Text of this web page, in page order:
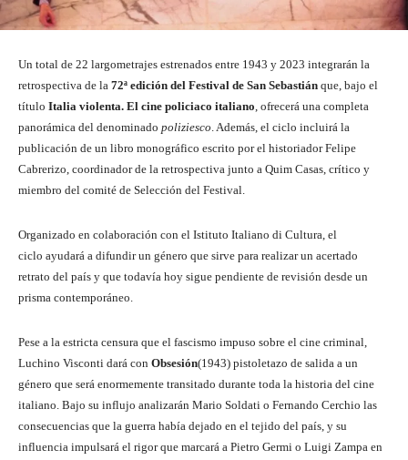
Un total de 22 largometrajes estrenados entre 1943 y 2023 integrarán la
retrospectiva de la 72ª edición del Festival de San Sebastián que, bajo el
título Italia violenta. El cine policiaco italiano, ofrecerá una completa
panorámica del denominado poliziesco. Además, el ciclo incluirá la
publicación de un libro monográfico escrito por el historiador Felipe
Cabrerizo, coordinador de la retrospectiva junto a Quim Casas, crítico y
miembro del comité de Selección del Festival.
Organizado en colaboración con el Istituto Italiano di Cultura, el
ciclo ayudará a difundir un género que sirve para realizar un acertado
retrato del país y que todavía hoy sigue pendiente de revisión desde un
prisma contemporáneo.
Pese a la estricta censura que el fascismo impuso sobre el cine criminal,
Luchino Visconti dará con Obsesión(1943) pistoletazo de salida a un
género que será enormemente transitado durante toda la historia del cine
italiano. Bajo su influjo analizarán Mario Soldati o Fernando Cerchio las
consecuencias que la guerra había dejado en el tejido del país, y su
influencia impulsará el rigor que marcará a Pietro Germi o Luigi Zampa en